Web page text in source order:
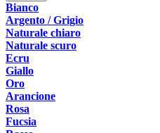
Bianco
Argento / Grigio
Naturale chiaro
Naturale scuro
Ecru
Giallo
Oro
Arancione
Rosa
Fucsia